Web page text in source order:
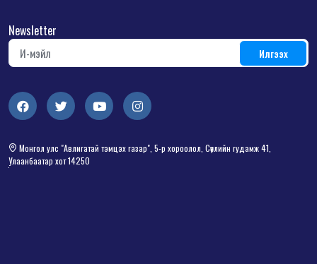
Newsletter
Монгол улс "Авлигатай тэмцэх газар", 5-р хороолол, Сөүлийн гудамж 41,
Улаанбаатар хот 14250